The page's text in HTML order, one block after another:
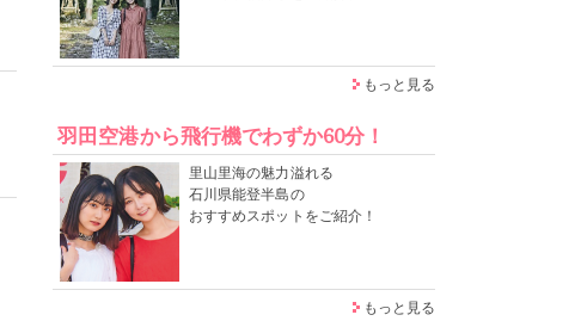
もっと見る
羽田空港から飛行機でわずか60分！
里山里海の魅力溢れる
石川県能登半島の
おすすめスポットをご紹介！
もっと見る